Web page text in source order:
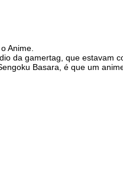
Anime.
da gamertag, que estavam
Basara, é que um